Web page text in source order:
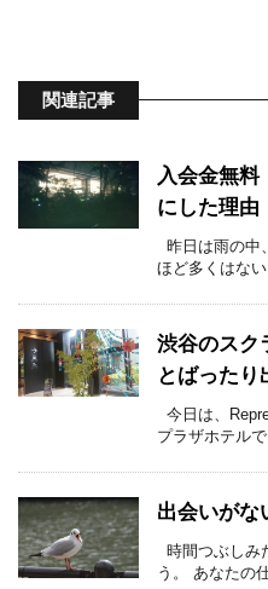
関連記事
入会金無料
にした理由
昨日は雨の中
ほど多くはな
渋谷のスク
とばったり
今日は、
プラザホテル
出会いがな
時間つぶしみ
う。 あなたの